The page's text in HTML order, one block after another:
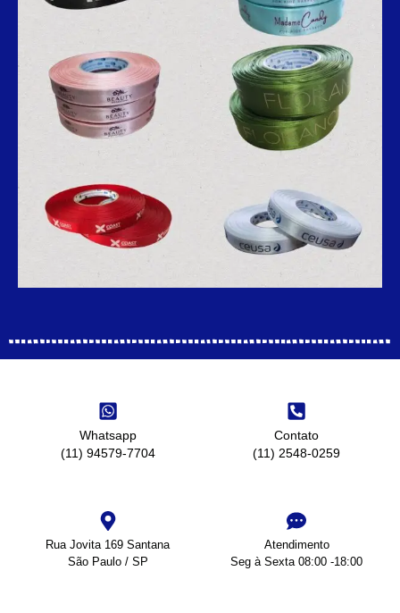
Whatsapp
(11) 94579-7704
Contato
(11) 2548-0259
Rua Jovita 169 Santana
São Paulo / SP
Atendimento
Seg à Sexta 08:00 -18:00